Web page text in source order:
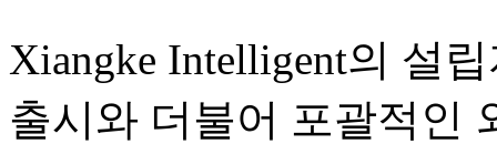
Xiangke Intelligent의 설
출시와 더불어 포괄적인